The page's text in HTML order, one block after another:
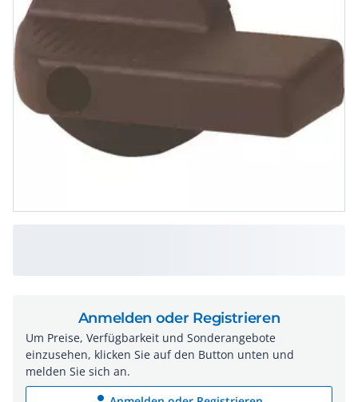
Anmelden oder Registrieren
Um Preise, Verfügbarkeit und Sonderangebote
einzusehen, klicken Sie auf den Button unten und
melden Sie sich an.